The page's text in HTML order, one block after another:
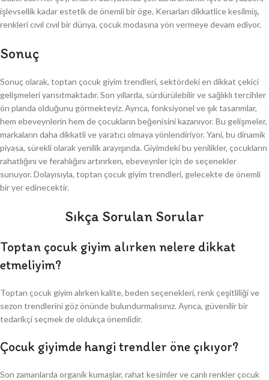
işlevsellik kadar estetik de önemli bir öge. Kenarları dikkatlice kesilmiş,
renkleri cıvıl cıvıl bir dünya, çocuk modasına yön vermeye devam ediyor.
Sonuç
Sonuç olarak, toptan çocuk giyim trendleri, sektördeki en dikkat çekici
gelişmeleri yansıtmaktadır. Son yıllarda, sürdürülebilir ve sağlıklı tercihler
ön planda olduğunu görmekteyiz. Ayrıca, fonksiyonel ve şık tasarımlar,
hem ebeveynlerin hem de çocukların beğenisini kazanıyor. Bu gelişmeler,
markaların daha dikkatli ve yaratıcı olmaya yönlendiriyor. Yani, bu dinamik
piyasa, sürekli olarak yenilik arayışında. Giyimdeki bu yenilikler, çocukların
rahatlığını ve ferahlığını artırırken, ebeveynler için de seçenekler
sunuyor. Dolayısıyla, toptan çocuk giyim trendleri, gelecekte de önemli
bir yer edinecektir.
Sıkça Sorulan Sorular
Toptan çocuk giyim alırken nelere dikkat
etmeliyim?
Toptan çocuk giyim alırken kalite, beden seçenekleri, renk çeşitliliği ve
sezon trendlerini göz önünde bulundurmalısınız. Ayrıca, güvenilir bir
tedarikçi seçmek de oldukça önemlidir.
Çocuk giyimde hangi trendler öne çıkıyor?
Son zamanlarda organik kumaşlar, rahat kesimler ve canlı renkler çocuk